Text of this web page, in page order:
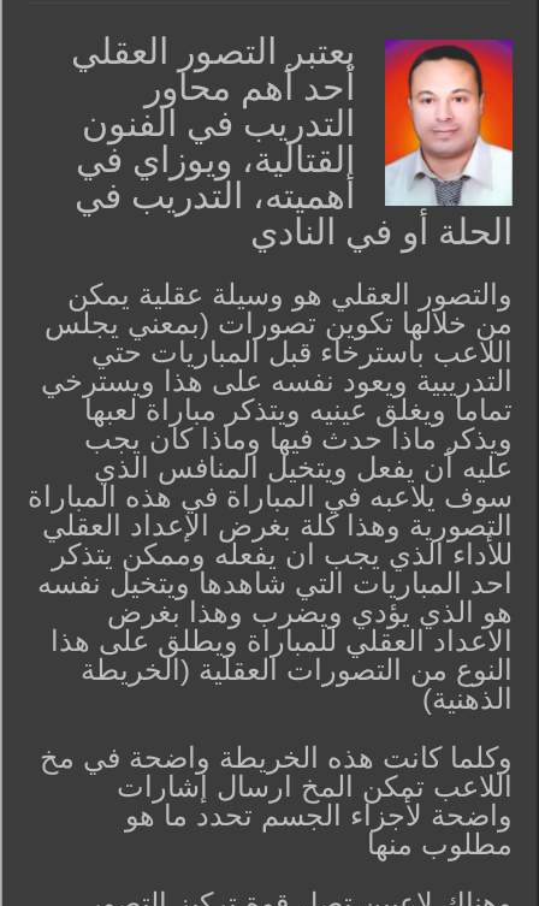
يعتبر التصور العقلي
أحد أهم محاور
التدريب في الفنون
القتالية، ويوزاي في
أهميته، التدريب في
الحلة أو في النادي
والتصور العقلي هو وسيلة عقلية يمكن
من خلالها تكوين تصورات (بمعني يجلس
اللاعب باسترخاء قبل المباريات حتي
التدريبية ويعود نفسه على هذا ويسترخي
تماما ويغلق عينيه ويتذكر مباراة لعبها
ويذكر ماذا حدث فيها وماذا كان يجب
عليه أن يفعل ويتخيل المنافس الذي
سوف يلاعبه في المباراة في هذه المباراة
التصورية وهذا كلة بغرض الإعداد العقلي
للأداء الذي يجب ان يفعله وممكن يتذكر
احد المباريات التي شاهدها ويتخيل نفسه
هو الذي يؤدي ويضرب وهذا بغرض
الاعداد العقلي للمباراة ويطلق على هذا
النوع من التصورات العقلية (الخريطة
الذهنية)
وكلما كانت هذه الخريطة واضحة في مخ
اللاعب تمكن المخ ارسال إشارات
واضحة لأجزاء الجسم تحدد ما هو
مطلوب منها